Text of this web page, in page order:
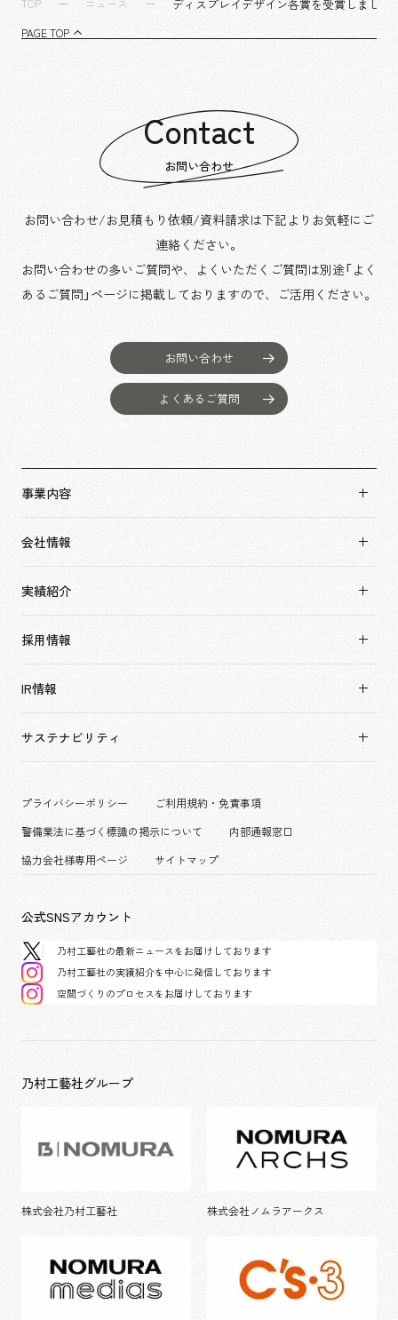
TOP ニュース ディスプレイデザイン各賞を受賞しました
PAGE TOP
Contact
お問い合わせ
お問い合わせ/お見積もり依頼/資料請求は下記よりお気軽にご
連絡ください。
お問い合わせの多いご質問や、よくいただくご質問は別途「よく
あるご質問」ページに掲載しておりますので、
ご活用ください。
お問い合わせ
よくあるご質問
事業内容
会社情報
ソーシャルグッド
会社概要・アクセス
役員構成・組織図
実績紹介
アーバン & リテール
ホスピタリティ
コーポレート
コンベンション & イベント
パブリック
採用情報
キャリア採用
働く環境
IR情報
サステナビリティ
プライバシーポリシー
ご利用規約・免責事項
警備業法に基づく標識の掲示について
内部通報窓口
協力会社様専用ページ
サイトマップ
公式SNSアカウント
乃村工藝社の最新ニュースをお届けしております
乃村工藝社の実績紹介を中心に発信しております
空間づくりのプロセスをお届けしております
乃村工藝社グループ
株式会社乃村工藝社 株式会社ノムラアークス